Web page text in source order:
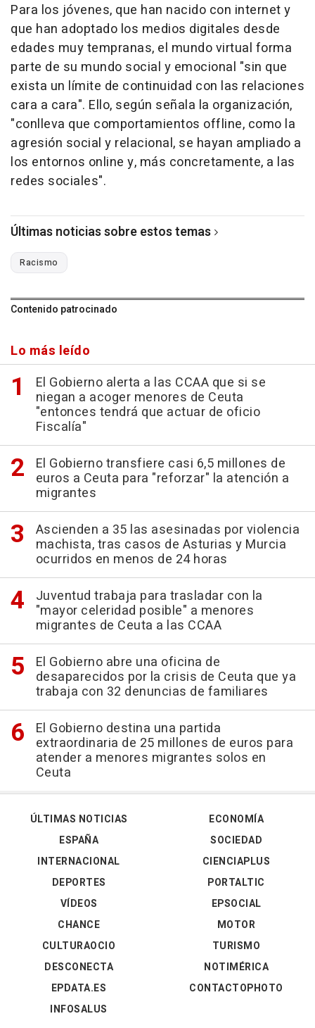
Para los jóvenes, que han nacido con internet y
que han adoptado los medios digitales desde
edades muy tempranas, el mundo virtual forma
parte de su mundo social y emocional "sin que
exista un límite de continuidad con las relaciones
cara a cara". Ello, según señala la organización,
"conlleva que comportamientos offline, como la
agresión social y relacional, se hayan ampliado a
los entornos online y, más concretamente, a las
redes sociales".
Últimas noticias sobre estos temas
Racismo
Contenido patrocinado
Lo más leído
El Gobierno alerta a las CCAA que si se
niegan a acoger menores de Ceuta
"entonces tendrá que actuar de oficio
Fiscalía"
El Gobierno transfiere casi 6,5 millones de
euros a Ceuta para "reforzar" la atención a
migrantes
Ascienden a 35 las asesinadas por violencia
machista, tras casos de Asturias y Murcia
ocurridos en menos de 24 horas
Juventud trabaja para trasladar con la
"mayor celeridad posible" a menores
migrantes de Ceuta a las CCAA
El Gobierno abre una oficina de
desaparecidos por la crisis de Ceuta que ya
trabaja con 32 denuncias de familiares
El Gobierno destina una partida
extraordinaria de 25 millones de euros para
atender a menores migrantes solos en
Ceuta
ÚLTIMAS NOTICIAS
ESPAÑA
INTERNACIONAL
DEPORTES
VÍDEOS
ECONOMÍA
SOCIEDAD
CIENCIAPLUS
PORTALTIC
EPSOCIAL
CHANCE
CULTURAOCIO
DESCONECTA
EPDATA.ES
INFOSALUS
MOTOR
TURISMO
NOTIMÉRICA
CONTACTOPHOTO